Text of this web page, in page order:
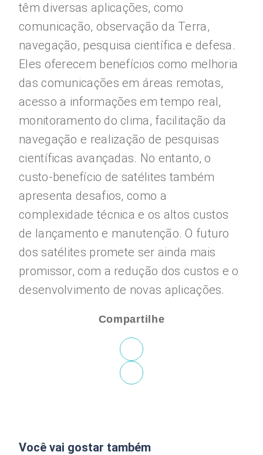
têm diversas aplicações, como
comunicação, observação da Terra,
navegação, pesquisa científica e defesa.
Eles oferecem benefícios como melhoria
das comunicações em áreas remotas,
acesso a informações em tempo real,
monitoramento do clima, facilitação da
navegação e realização de pesquisas
científicas avançadas. No entanto, o
custo-benefício de satélites também
apresenta desafios, como a
complexidade técnica e os altos custos
de lançamento e manutenção. O futuro
dos satélites promete ser ainda mais
promissor, com a redução dos custos e o
desenvolvimento de novas aplicações.
Compartilhe
Você vai gostar também